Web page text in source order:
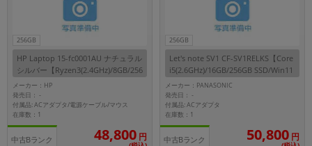
256GB
HP Laptop 15-fc0001AU ナチュラル
シルバー【Ryzen3(2.4GHz)/8GB/256
GB SSD/Win11Home】
メーカー：HP
発売日：-
付属品: ACアダプタ/電源ケーブル/マウス
在庫数：1
中古Bランク 48,800 円
256GB
Let's note SV1 CF-SV1RELKS【Core
i5(2.6GHz)/16GB/256GB SSD/Win11
Pro】
メーカー：PANASONIC
発売日：-
付属品: ACアダプタ
在庫数：1
中古Bランク 50,800 円